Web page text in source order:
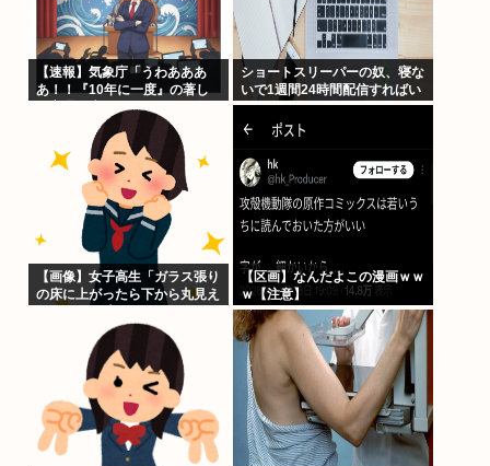
【速報】気象庁「うわあああ
あ！！『10年に一度』の著し
い高温が来るぞ！！ヤバい今回
はヤバい！！」
ショートスリーパーの奴、寝な
いで1週間24時間配信すればい
いじゃん
【画像】女子高生「ガラス張り
の床に上がったら下から丸見え
【区画】なんだよこの漫画ｗｗ
ｗ【注意】